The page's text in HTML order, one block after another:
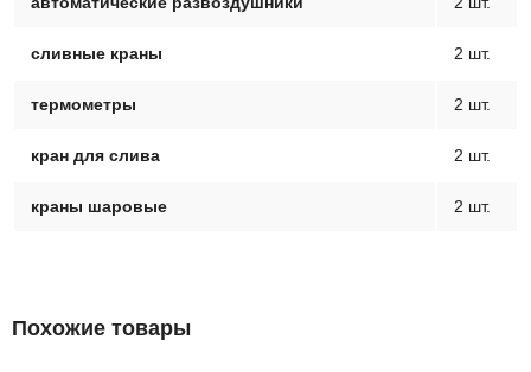
сливные краны 2 шт.
термометры 2 шт.
кран для слива 2 шт.
краны шаровые 2 шт.
Похожие товары